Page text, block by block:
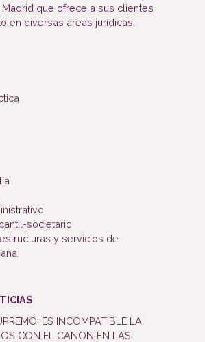
que ofrece a sus clientes
en diversas áreas jurídicas.
societario
y servicios de
ES INCOMPATIBLE LA
CON EL CANON EN LAS